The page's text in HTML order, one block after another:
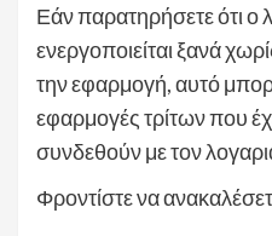
Εάν παρατηρήσετε ότι ο
ενεργοποιείται ξανά
την εφαρμογή, αυτό
εφαρμογές τρίτων που
συνδεθούν με τον
Φροντίστε να